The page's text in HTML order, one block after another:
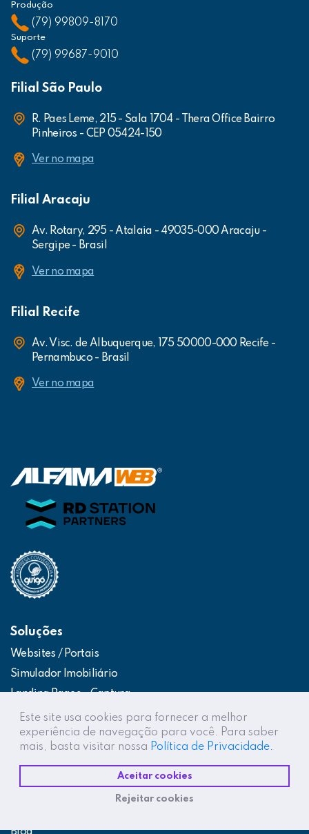
Este site usa cookies para fornecer a melhor
experiência de navegação para você. Para saber
mais, basta visitar nossa Política de Privacidade.
Aceitar cookies
Rejeitar cookies
Produção
(79) 99809-8170
Suporte
(79) 99687-9010
Filial São Paulo
R. Paes Leme, 215 - Sala 1704 - Thera Office Bairro
Pinheiros - CEP 05424-150
Ver no mapa
Filial Aracaju
Av. Rotary, 295 - Atalaia - 49035-000 Aracaju -
Sergipe - Brasil
Ver no mapa
Filial Recife
Av. Visc. de Albuquerque, 175 50000-000 Recife -
Pernambuco - Brasil
Ver no mapa
Soluções
Websites / Portais
Simulador Imobiliário
Landing Pages – Captura
Web App – Portal do Cliente
Intranets / Extranets
Integração Construtor de Vendas
Destaques